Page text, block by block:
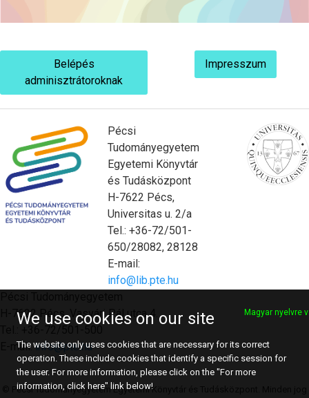
Belépés
adminisztrátoroknak
Impresszum
Pécsi
Tudományegyetem
Egyetemi Könyvtár
és Tudásközpont
H-7622 Pécs,
Universitas u. 2/a
Tel.: +36-72/501-
650/28082, 28128
E-mail:
info@lib.pte.hu
H-7622 Pécs, Vasvári Pál utca 4.
E-mail:info@pte.hu
© Pécsi Tudományegyetem Egyetemi Könyvtár és Tudásközpont. Minden jog
We use cookies on our site Magyar nyelvre
The website only uses cookies that are necessary for its correct
operation. These include cookies that identify a specific session for
the user. For more information, please click on the "For more
information, click here" link below!